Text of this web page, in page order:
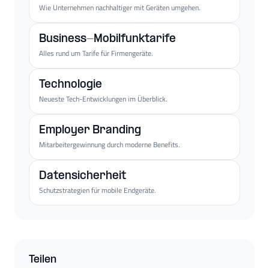
Wie Unternehmen nachhaltiger mit Geräten umgehen.
Business-Mobilfunktarife
Alles rund um Tarife für Firmengeräte.
Technologie
Neueste Tech-Entwicklungen im Überblick.
Employer Branding
Mitarbeitergewinnung durch moderne Benefits.
Datensicherheit
Schutzstrategien für mobile Endgeräte.
Teilen